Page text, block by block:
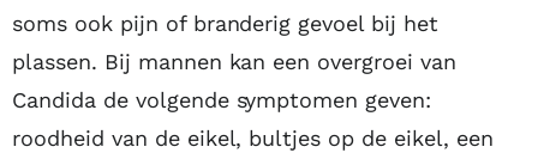
soms ook pijn of branderig gevoel bij het
plassen. Bij mannen kan een overgroei van
Candida de volgende symptomen geven:
roodheid van de eikel, bultjes op de eikel, een